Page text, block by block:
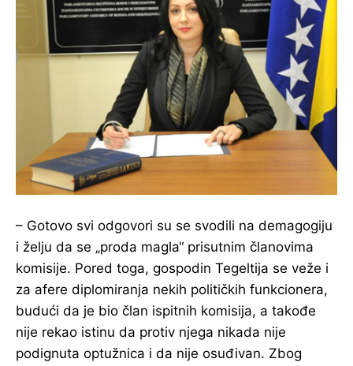
– Gotovo svi odgovori su se svodili na demagogiju
i želju da se „proda magla“ prisutnim članovima
komisije. Pored toga, gospodin Tegeltija se veže i
za afere diplomiranja nekih političkih funkcionera,
budući da je bio član ispitnih komisija, a takođe
nije rekao istinu da protiv njega nikada nije
podignuta optužnica i da nije osuđivan. Zbog